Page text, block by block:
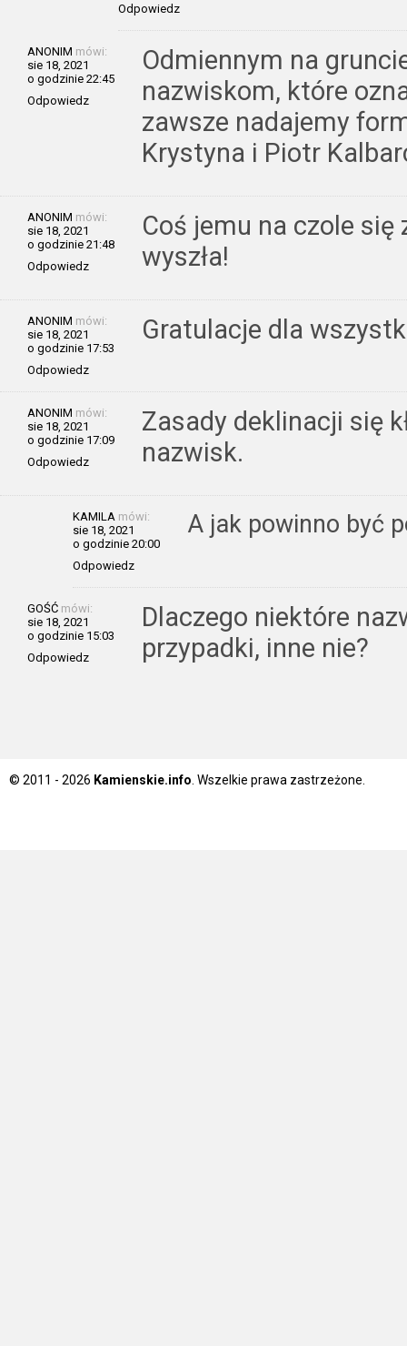
Odpowiedz
ANONIM mówi:
sie 18, 2021
o godzinie 22:45
Odpowiedz
Odmiennym na
nazwiskom, które
zawsze nadajemy
Krystyna i Piotr
ANONIM mówi:
sie 18, 2021
o godzinie 21:48
Odpowiedz
Coś jemu na czole się
wyszła!
ANONIM mówi:
sie 18, 2021
o godzinie 17:53
Odpowiedz
Gratulacje dla
ANONIM mówi:
sie 18, 2021
o godzinie 17:09
Odpowiedz
Zasady deklinacji się
nazwisk.
KAMILA mówi:
sie 18, 2021
o godzinie 20:00
Odpowiedz
A jak powinno być
GOŚĆ mówi:
sie 18, 2021
o godzinie 15:03
Odpowiedz
Dlaczego niektóre
przypadki, inne nie?
© 2011 - 2026 Kamienskie.info . Wszelkie prawa zastrzeżone.